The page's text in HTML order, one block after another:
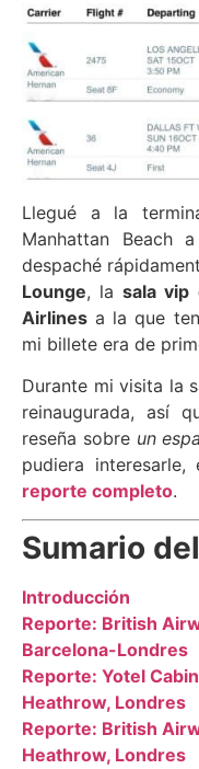
Llegué a la
Manhattan Beach
despaché
Lounge, lasala vip
Airlines a la que
mi billete era de
Durante mi visita la
reinaugurada, así
reseña sobre un
pudiera
reporte completo.
Sumario
Introducción
Reporte: British
Barcelona-Londres
Reporte: Yotel
Heathrow, Londres
Reporte: British
Heathrow, Londres